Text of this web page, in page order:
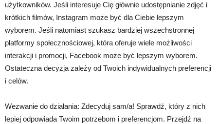
użytkowników. Jeśli interesuje Cię głównie udostępnianie zdjęć i
krótkich filmów, Instagram może być dla Ciebie lepszym
wyborem. Jeśli natomiast szukasz bardziej wszechstronnej
platformy społecznościowej, która oferuje wiele możliwości
interakcji i promocji, Facebook może być lepszym wyborem.
Ostateczna decyzja zależy od Twoich indywidualnych preferencji
i celów.
Wezwanie do działania: Zdecyduj sam/a! Sprawdź, który z nich
lepiej odpowiada Twoim potrzebom i preferencjom. Przejdź na